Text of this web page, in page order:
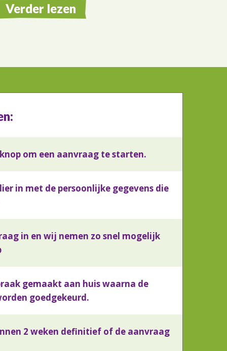
Verder lezen
om een aanvraag te starten.
in met de persoonlijke gegevens die
in en wij nemen zo snel mogelijk
gemaakt aan huis waarna de
goedgekeurd.
2 weken definitief of de aanvraag